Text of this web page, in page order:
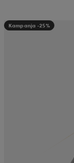
Kampanja -25%